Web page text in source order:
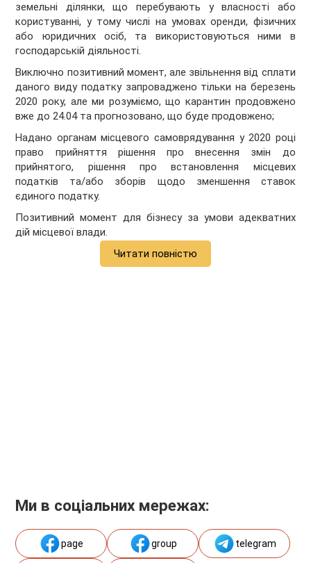
земельні ділянки, що перебувають у власності або
користуванні, у тому числі на умовах оренди, фізичних
або юридичних осіб, та використовуються ними в
господарській діяльності.
Виключно позитивний момент, але звільнення від сплати
даного виду податку запроваджено тільки на березень
2020 року, але ми розуміємо, що карантин продовжено
вже до 24.04 та прогнозовано, що буде продовжено;
Надано органам місцевого самоврядування у 2020 році
право прийняття рішення про внесення змін до
прийнятого, рішення про встановлення місцевих
податків та/або зборів щодо зменшення ставок
єдиного податку.
Позитивний момент для бізнесу за умови адекватних
дій місцевої влади.
Читати повністю
Ми в соціальних мережах:
page group telegram